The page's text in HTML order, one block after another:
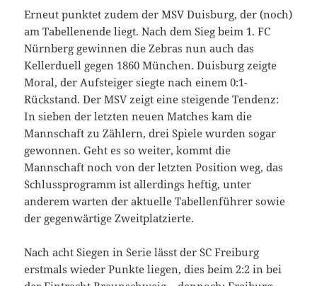
Erneut punktet zudem der MSV Duisburg, der (noch)
am Tabellenende liegt. Nach dem Sieg beim 1. FC
Nürnberg gewinnen die Zebras nun auch das
Kellerduell gegen 1860 München. Duisburg zeigte
Moral, der Aufsteiger siegte nach einem 0:1-
Rückstand. Der MSV zeigt eine steigende Tendenz:
In sieben der letzten neuen Matches kam die
Mannschaft zu Zählern, drei Spiele wurden sogar
gewonnen. Geht es so weiter, kommt die
Mannschaft noch von der letzten Position weg, das
Schlussprogramm ist allerdings heftig, unter
anderem warten der aktuelle Tabellenführer sowie
der gegenwärtige Zweitplatzierte.
Nach acht Siegen in Serie lässt der SC Freiburg
erstmals wieder Punkte liegen, dies beim 2:2 in bei